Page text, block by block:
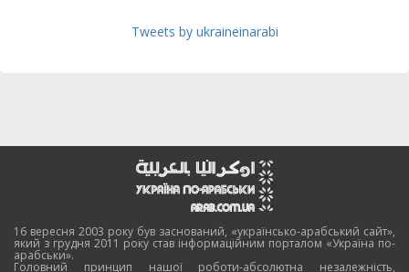
Tweets by ukraineinarabi
16 вересня 2003 року був заснований, «українсько-арабський сайт»,
який з грудня 2011 року став інформаційним порталом «Україна по-
арабськи».
Головний принцип нашої роботи-абсолютна незалежність,